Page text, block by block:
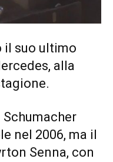
il suo ultimo
alla
nel 2006, ma il
Senna, con